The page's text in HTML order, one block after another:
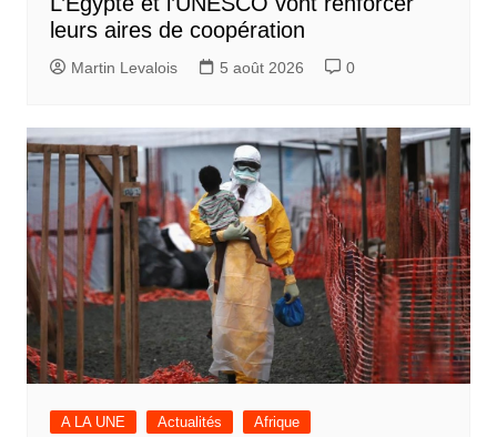
leurs aires de coopération
Martin Levalois 5 août 2026 0
A LA UNE Actualités Afrique